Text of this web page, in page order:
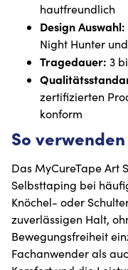
hautfreundlich
Design Auswahl:
Night Hunter
Tragedauer: 3
zertifizierten
konform
So
Das MyCureTape Art
Selbsttaping bei
Knöchel- oder
zuverlässigen Halt,
Bewegungsfreiheit
Fachanwender als